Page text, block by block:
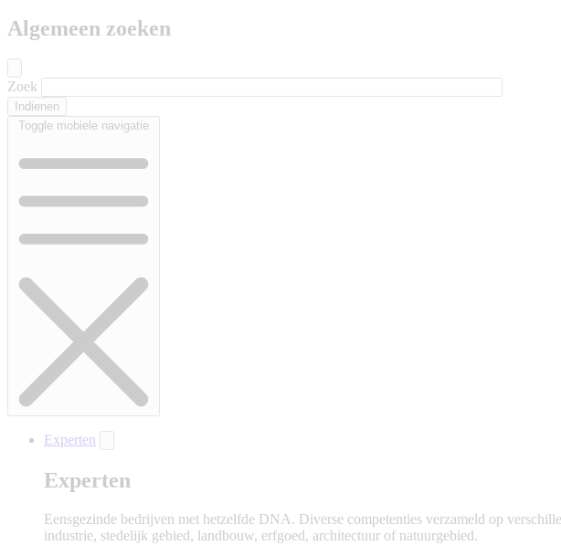
Algemeen zoeken
Zoek
Toggle mobiele navigatie
Experten
Experten
Eensgezinde bedrijven met hetzelfde DNA. Diverse competenties verzameld op
industrie, stedelijk gebied, landbouw, erfgoed, architectuur of natuurgebied.